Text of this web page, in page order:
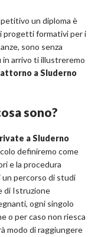
un diploma è
progetti formativi per i
sono senza
arrivo ti illustreremo
a Sluderno
sono?
a Sluderno
definiremo come
e la procedura
percorso di studi
di Istruzione
ogni singolo
o per caso non riesca
modo di raggiungere